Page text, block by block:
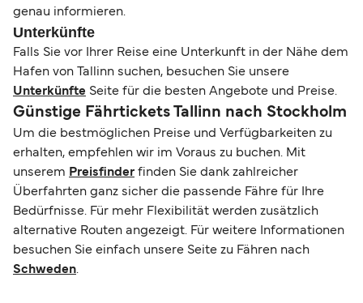
genau informieren.
Unterkünfte
Falls Sie vor Ihrer Reise eine Unterkunft in der Nähe dem
Hafen von Tallinn suchen, besuchen Sie unsere
Unterkünfte Seite für die besten Angebote und Preise.
Günstige Fährtickets Tallinn nach Stockholm
Um die bestmöglichen Preise und Verfügbarkeiten zu
erhalten, empfehlen wir im Voraus zu buchen. Mit
unserem Preisfinder finden Sie dank zahlreicher
Überfahrten ganz sicher die passende Fähre für Ihre
Bedürfnisse. Für mehr Flexibilität werden zusätzlich
alternative Routen angezeigt. Für weitere Informationen
besuchen Sie einfach unsere Seite zu Fähren nach
Schweden.